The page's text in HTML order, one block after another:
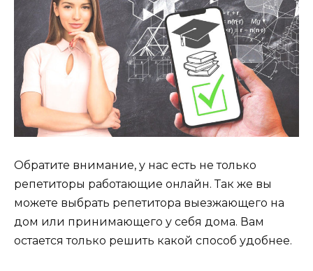
Обратите внимание, у нас есть не только
репетиторы работающие онлайн. Так же вы
можете выбрать репетитора выезжающего на
дом или принимающего у себя дома. Вам
остается только решить какой способ удобнее.